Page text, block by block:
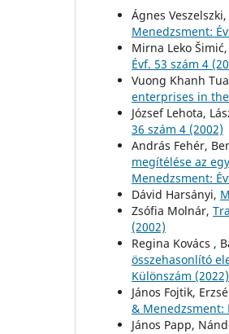
Ágnes Veszelszki,
Menedzsment:
Mirna Leko
Évf. 53 szám 4
Vuong Khanh
enterprises in
József Lehota,
36 szám 4 (2002)
András Fehér,
megítélése az
Menedzsment:
Dávid Harsányi,
Zsófia Molnár,
(2002)
Regina Kovács ,
összehasonlító
Különszám (2022)
János Fojtik,
& Menedzsment:
János Papp,